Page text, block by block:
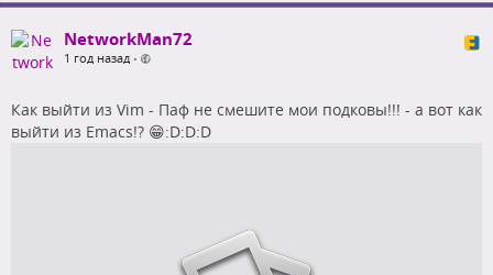
NetworkMan72
1 год назад •
Как выйти из Vim - Паф не смешите мои подковы!!! - а вот как
выйти из Emacs!? 😁:D:D:D